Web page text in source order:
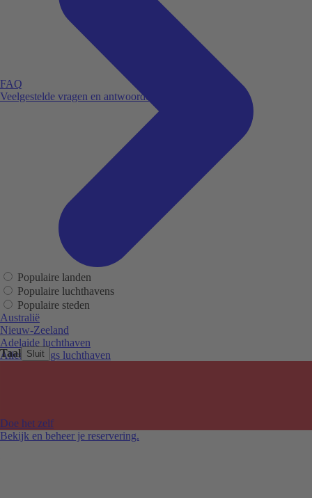
Taal Sluit
FAQ
Veelgestelde vragen en antwoorden.
Doe het zelf
Bekijk en beheer je reservering.
Populaire landen
Populaire luchthavens
Populaire steden
Australië
Nieuw-Zeeland
Adelaide luchthaven
Alice Springs luchthaven
Melbourne Tullamarine luchthaven
Perth luchthaven
Sydney luchthaven